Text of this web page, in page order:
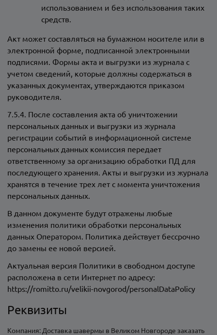
использованием и без использования таких
средств.
Акт может составляться на бумажном носителе или в
электронной форме, подписанной электронными
подписями. Формы акта и выгрузки из журнала с
учетом сведений, которые должны содержаться в
указанных документах, утверждаются приказом
руководителя.
7.5.4. После составления акта об уничтожении
персональных данных и выгрузки из журнала
регистрации событий в информационной системе
персональных данных комиссия передает
ответственному за организацию обработки ПД для
последующего хранения. Акты и выгрузки из журнала
хранятся в течение трех лет с момента уничтожения
персональных данных.
В данном документе будут отражены любые
изменения политики обработки персональных
данных Оператором. Политика действует бессрочно
до замены ее новой версией.
Актуальная версия Политики в свободном доступе
расположена в сети Интернет по адресу:
https://romitto.ru/velikii-novgorod/personalDataPolicy
Реквизиты
Компания: Доставка шавермы в Великом Новгороде заказать